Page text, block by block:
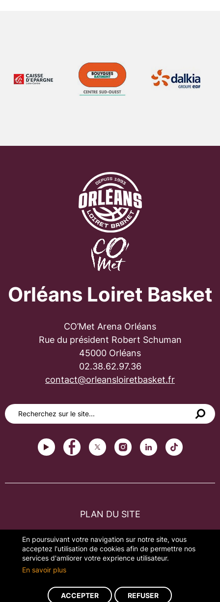
En poursuivant votre navigation sur notre site, vous
acceptez l'utilisation de cookies afin de permettre nos
services d'amliorer votre exprience utilisateur.
En savoir plus
ACCEPTER REFUSER
Orléans Loiret Basket
CO’Met Arena Orléans
Rue du président Robert Schuman
45000 Orléans
02.38.62.97.36
contact@orleansloiretbasket.fr
PLAN DU SITE
FAQ
MENTIONS LÉGALES
GESTION DES COOKIES